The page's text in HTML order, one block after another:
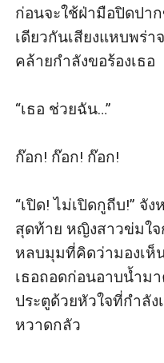
ก่อนจะใช้ฝ่ามือปิดปา
เดียวกันเสียงแหบพร่
คล้ายกำลังขอร้องเธอ
“เธอ ช่วยฉัน…”
ก๊อก! ก๊อก! ก๊อก!
“เปิด! ไม่เปิดกูถีบ!” จั
สุดท้าย หญิงสาวข่มใ
หลบมุมที่คิดว่ามองเห็
เธอถอดก่อนอาบน้ำม
ประตูด้วยหัวใจที่กำลั
หวาดกลัว